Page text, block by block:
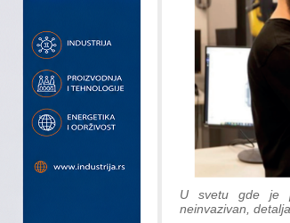
U svetu gde je
neinvazivan,